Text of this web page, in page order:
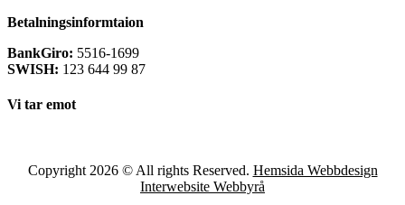
Betalningsinformtaion
BankGiro: 5516-1699
SWISH: 123 644 99 87
Vi tar emot
Copyright 2026 © All rights Reserved. Hemsida Webbdesign
Interwebsite Webbyrå